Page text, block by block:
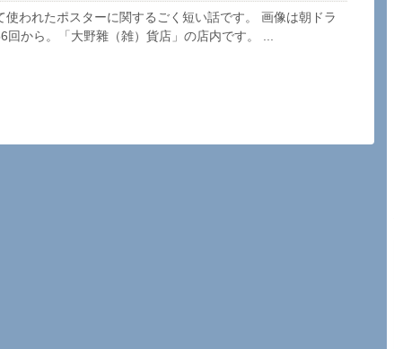
使われたポスターに関するごく短い話です。 画像は朝ドラ
回から。「大野雜（雑）貨店」の店内です。 ...